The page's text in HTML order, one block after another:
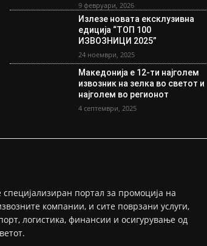
9 февруари, 2026
Излезе новата ексклузивна
едиција “ТОП 100
ИЗВОЗНИЦИ 2025”
24 ноември, 2025
Македонија е 12-ти најголем
извозник на зелка во светот и
најголем во регионот
4 септември, 2025
портал за промоција на
компании, и сите поврзани услуги,
логистика, финансии и осигурување од